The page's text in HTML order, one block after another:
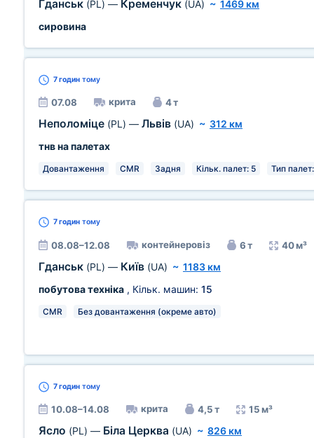
Гданськ (PL) — Кременчук (UA) ~ 1469 км
сировина
7 годин тому
07.08 крита 4 т
Неполоміце (PL) — Львів (UA) ~ 312 км
тнв на палетах
Довантаження CMR Задня Кільк. палет: 5 Тип
7 годин тому
08.08–12.08 контейнеровіз 6 т 40 м³
Гданськ (PL) — Київ (UA) ~ 1183 км
побутова техніка , Кільк. машин: 15
CMR Без довантаження (окреме авто)
7 годин тому
10.08–14.08 крита 4,5 т 15 м³
Ясло (PL) — Біла Церква (UA) ~ 826 км